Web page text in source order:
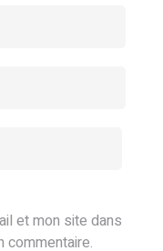
et mon site dans
commentaire.